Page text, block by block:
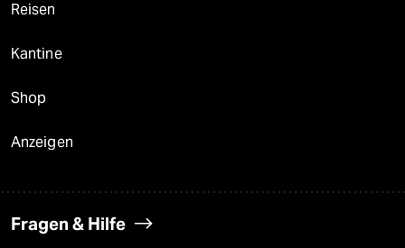
Reisen
Kantine
Shop
Anzeigen
Fragen & Hilfe